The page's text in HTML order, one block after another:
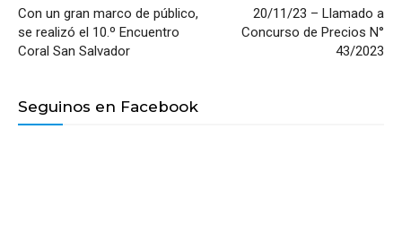
Con un gran marco de público,
se realizó el 10.º Encuentro
Coral San Salvador
20/11/23 – Llamado a
Concurso de Precios N°
43/2023
Seguinos en Facebook